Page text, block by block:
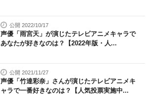
公開 2022/10/17
声優「雨宮天」が演じたテレビアニメキャラで
あなたが好きなのは？【2022年版・人...
公開 2021/11/27
声優「竹達彩奈」さんが演じたテレビアニメキ
ャラで一番好きなのは？【人気投票実施中...